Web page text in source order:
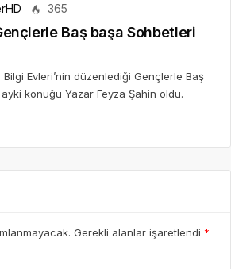
365
Baş başa Sohbetleri
Evleri’nin düzenlediği Gençlerle Baş
konuğu Yazar Feyza Şahin oldu.
Gerekli alanlar işaretlendi *